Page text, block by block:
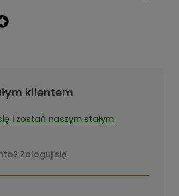
klientem
i zostań naszym stałym
Zaloguj się